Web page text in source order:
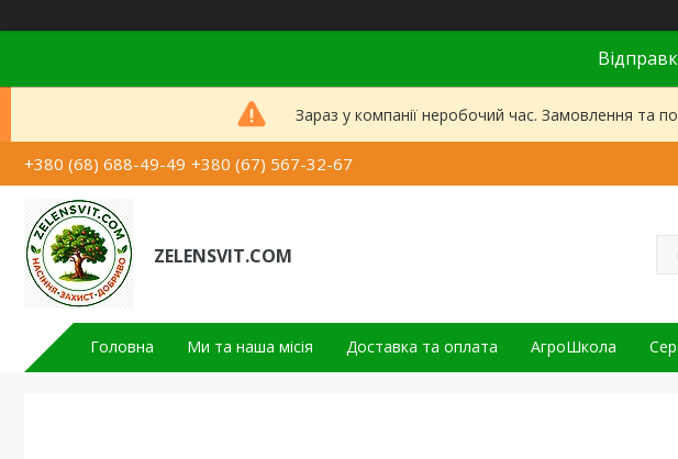
Зараз у компанії неробочий час. Замовлення та
+380 (68) 688-49-49 +380 (67) 567-32-67
ZELENSVIT.COM
Головна Ми та наша місія Доставка та оплата АгроШкола